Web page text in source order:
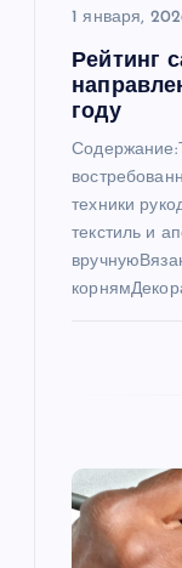
1 января,
Рейтинг
году
техники
текстиль и